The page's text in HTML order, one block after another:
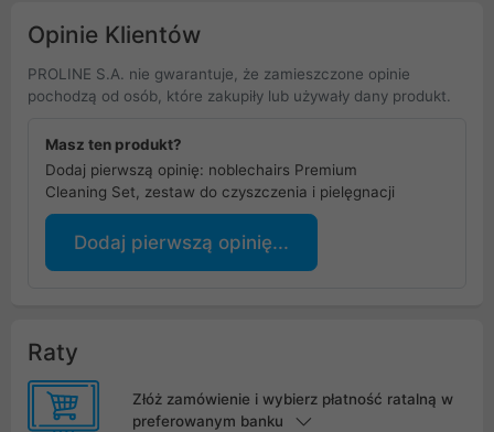
Opinie Klientów
PROLINE S.A. nie gwarantuje, że zamieszczone opinie
pochodzą od osób, które zakupiły lub używały dany produkt.
Masz ten produkt?
Dodaj pierwszą opinię: noblechairs Premium
Cleaning Set, zestaw do czyszczenia i pielęgnacji
Dodaj pierwszą opinię...
Raty
Złóż zamówienie i wybierz płatność ratalną w
preferowanym banku